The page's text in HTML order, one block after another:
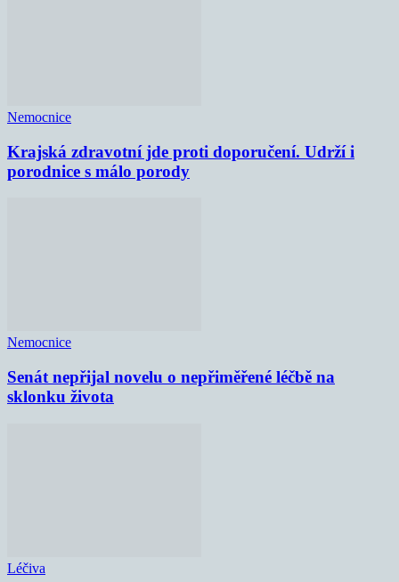
Nemocnice
Krajská zdravotní jde proti doporučení. Udrží i
porodnice s málo porody
Nemocnice
Senát nepřijal novelu o nepřiměřené léčbě na
sklonku života
Léčiva